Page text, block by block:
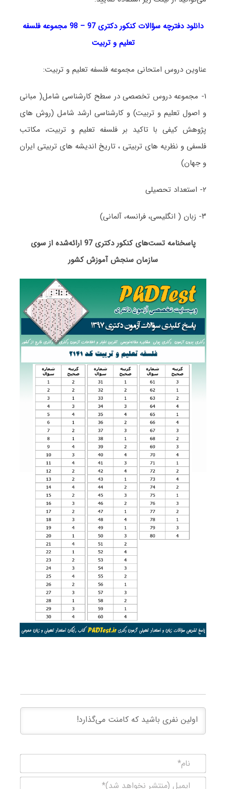
دانلود دفترچه سؤالات کنکور دکتری 97 – 98 مجموعه فلسفه
تعلیم و تربیت
عناوین دروس امتحانی مجموعه فلسفه تعلیم و تربیت:
۱- مجموعه دروس تخصصی در سطح کارشناسی شامل( مبانی
و اصول تعلیم و تربیت) و کارشناسی ارشد شامل (روش های
پژوهش کیفی با تاکید بر فلسفه تعلیم و تربیت، مکاتب
فلسفی و نظریه های تربیتی ، تاریخ اندیشه های تربیتی ایران
و جهان)
۲- استعداد تحصیلی
۳- زبان ( انگلیسی، فرانسه، آلمانی)
پاسخنامه تست‌های کنکور دکتری 97 ارائه‌شده از سوی
سازمان سنجش آموزش کشور